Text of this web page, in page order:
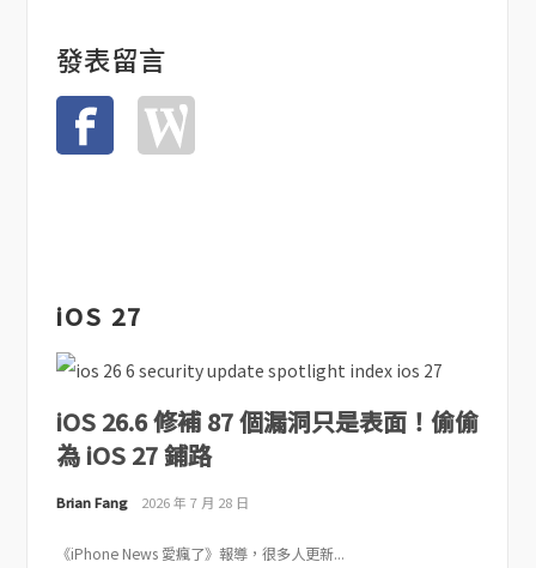
發表留言
iOS 27
iOS 26.6 修補 87 個漏洞只是表面！偷偷
為 iOS 27 鋪路
Brian Fang 2026 年 7 月 28 日
《iPhone News 愛瘋了》報導，很多人更新...